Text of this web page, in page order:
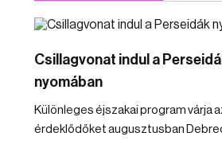
Csillagvonat indul a
nyomában
Különleges éjszakai program várja
érdeklődőket augusztusban